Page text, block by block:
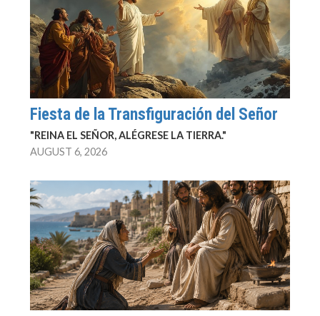
Fiesta de la Transfiguración del Señor
"REINA EL SEÑOR, ALÉGRESE LA TIERRA."
AUGUST 6, 2026